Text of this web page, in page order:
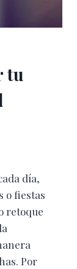
tu
día,
o fiestas
retoque
Por